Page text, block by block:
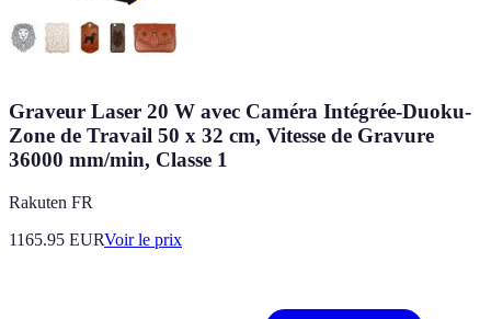
Graveur Laser 20 W avec Caméra Intégrée-Duoku-
Zone de Travail 50 x 32 cm, Vitesse de Gravure
36000 mm/min, Classe 1
Rakuten FR
1165.95 EURVoir le prix